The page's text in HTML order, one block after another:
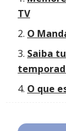
TV
O
Saiba
O que